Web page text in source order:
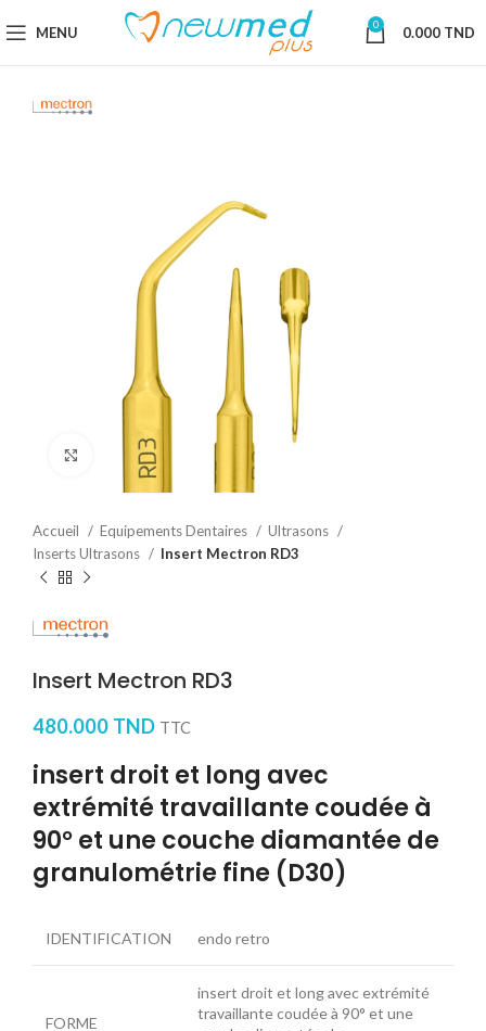
MENU 0 0.000 TND
Cliquez pour agrandir
Accueil Equipements Dentaires
Ultrasons
Inserts Ultrasons
Insert Mectron RD3
Insert Mectron RD3
480.000 TND TTC
insert droit et long avec
extrémité travaillante coudée à
90° et une couche diamantée de
granulométrie fine (D30)
IDENTIFICATION endo retro
FORME
insert droit et long avec extrémité
travaillante coudée à 90° et une